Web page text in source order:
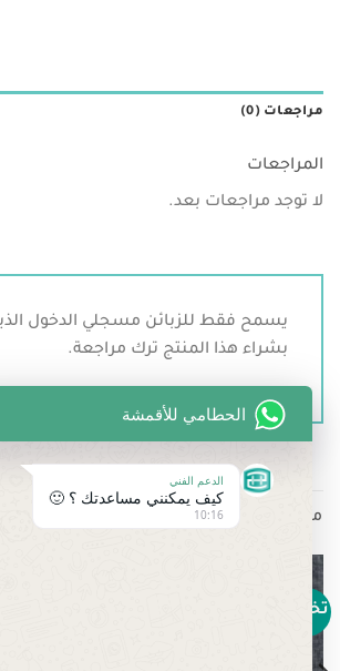
مراجعات (0)
المراجعات
لا توجد مراجعات بعد.
يسمح فقط للزبائن مسجلي الدخول
بشراء هذا المنتج ترك مراجعة.
منتجات ذات صلة
تخفيض!
الحطامي للأقمشة
الدعم الفني
كيف يمكنني مساعدتك ؟ 🙂
10:16